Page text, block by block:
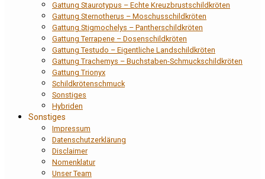
Gattung Staurotypus – Echte Kreuzbrustschildkröten
Gattung Sternotherus – Moschusschildkröten
Gattung Stigmochelys – Pantherschildkröten
Gattung Terrapene – Dosenschildkröten
Gattung Testudo – Eigentliche Landschildkröten
Gattung Trachemys – Buchstaben-Schmuckschildkröten
Gattung Trionyx
Schildkrötenschmuck
Sonstiges
Hybriden
Sonstiges
Impressum
Datenschutzerklärung
Disclaimer
Nomenklatur
Unser Team